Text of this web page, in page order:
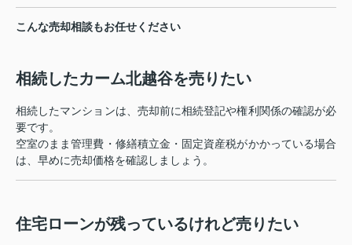
こんな売却相談もお任せください
相続したカーム北越谷を売りたい
相続したマンションは、売却前に相続登記や権利関係の確認が必
要です。
空室のまま管理費・修繕積立金・固定資産税がかかっている場合
は、早めに売却価格を確認しましょう。
住宅ローンが残っているけれど売りたい